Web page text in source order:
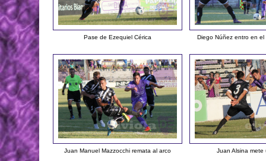
Pase de Ezequiel Cérica Diego Núñez entro en
Juan Manuel Mazzocchi remata al arco Juan Alsina mete